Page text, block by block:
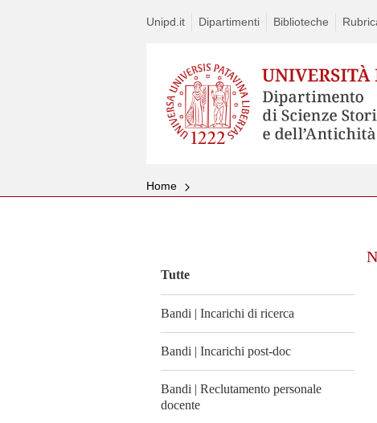
Unipd.it Dipartimenti Biblioteche
Home
Tutte
Bandi | Incarichi di ricerca
Bandi | Incarichi post-doc
Bandi | Reclutamento personale
docente